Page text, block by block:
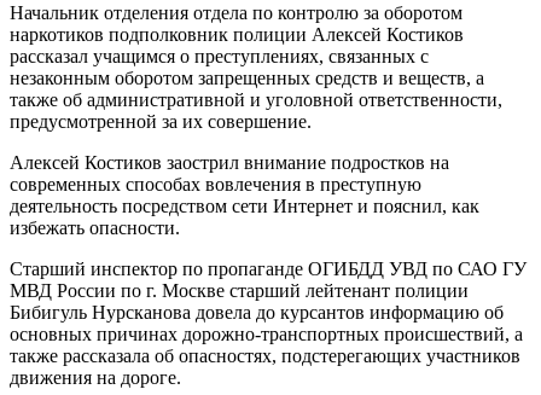
Начальник отделения отдела по контролю за оборотом
наркотиков подполковник полиции Алексей Костиков
рассказал учащимся о преступлениях, связанных с
незаконным оборотом запрещенных средств и веществ, а
также об административной и уголовной ответственности,
предусмотренной за их совершение.
Алексей Костиков заострил внимание подростков на
современных способах вовлечения в преступную
деятельность посредством сети Интернет и пояснил, как
избежать опасности.
Старший инспектор по пропаганде ОГИБДД УВД по САО ГУ
МВД России по г. Москве старший лейтенант полиции
Бибигуль Нурсканова довела до курсантов информацию об
основных причинах дорожно-транспортных происшествий, а
также рассказала об опасностях, подстерегающих участников
движения на дороге.